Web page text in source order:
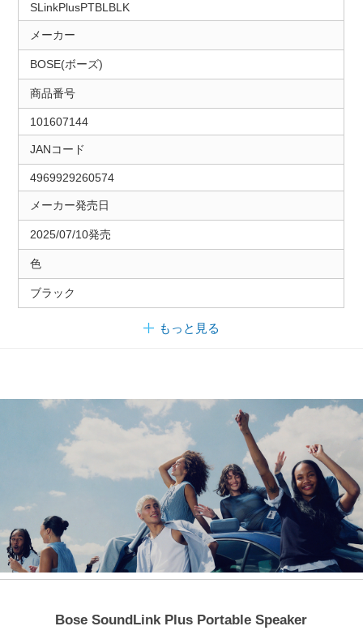
SLinkPlusPTBLBLK
メーカー
BOSE(ボーズ)
商品番号
101607144
JANコード
4969929260574
メーカー発売日
2025/07/10発売
色
ブラック
もっと見る
Bose SoundLink Plus Portable Speaker